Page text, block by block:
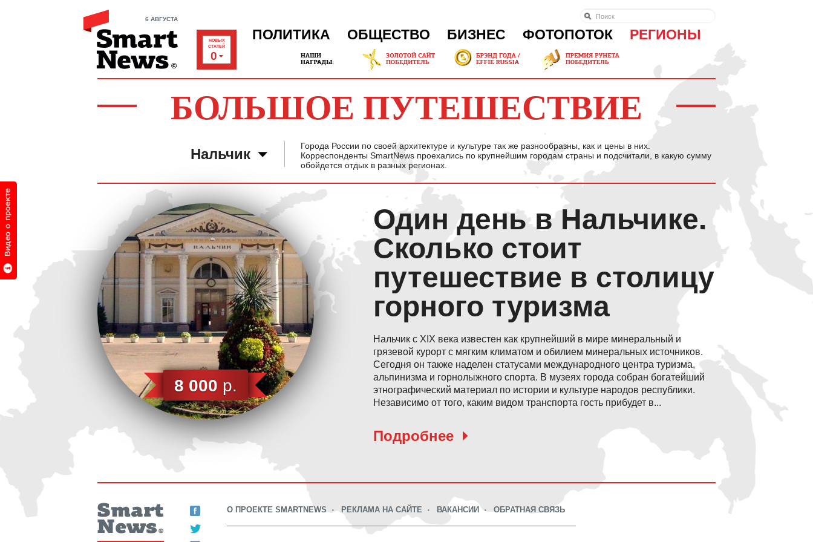
6 АВГУСТА
НОВЫХ
СТАТЕЙ
0
ПОЛИТИКА ОБЩЕСТВО БИЗНЕС ФОТОПОТОК РЕГИОНЫ
БОЛЬШОЕ ПУТЕШЕСТВИЕ
Города России по своей архитектуре и культуре так же разнообразны, как и цены в них.
Корреспонденты SmartNews проехались по крупнейшим городам страны и подсчитали, в какую сумму
обойдется отдых в разных регионах.
Нальчик
8 000 р.
Один день в Нальчике.
Сколько стоит
путешествие в столицу
горного туризма
Нальчик с XIX века известен как крупнейший в мире минеральный и
грязевой курорт с мягким климатом и обилием минеральных источников.
Сегодня он также наделен статусами международного центра туризма,
альпинизма и горнолыжного спорта. В музеях города собран богатейший
этнографический материал по истории и культуре народов республики.
Независимо от того, каким видом транспорта гость прибудет в...
Подробнее
О ПРОЕКТЕ SMARTNEWS РЕКЛАМА НА САЙТЕ ВАКАНСИИ ОБРАТНАЯ СВЯЗЬ